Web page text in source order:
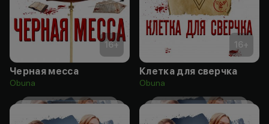
16+
Черная месса
Obuna
16+
Клетка для сверчка
Obuna